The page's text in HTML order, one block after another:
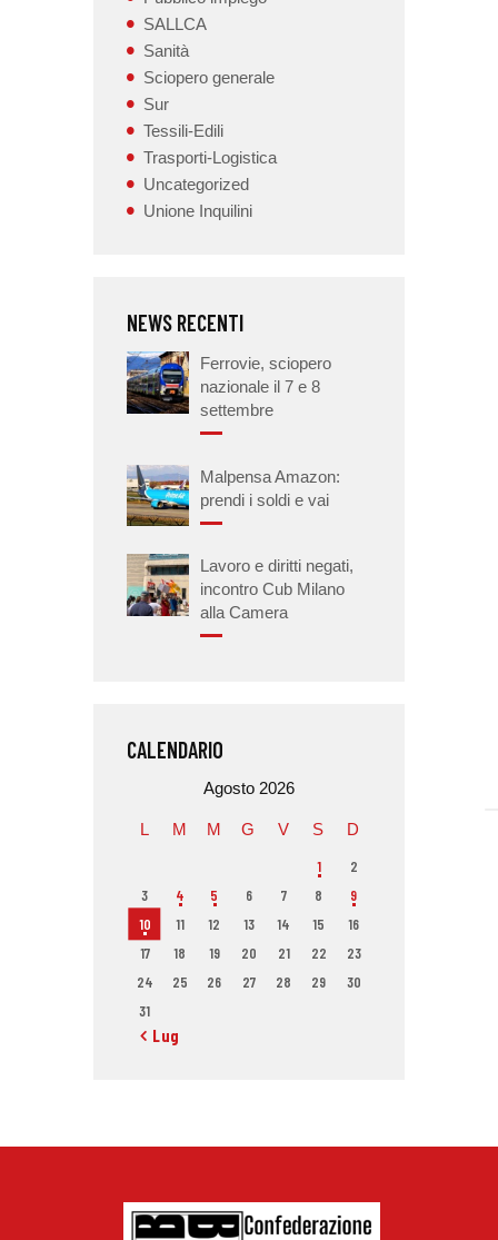
SALLCA
Sanità
Sciopero generale
Sur
Tessili-Edili
Trasporti-Logistica
Uncategorized
Unione Inquilini
NEWS RECENTI
Ferrovie, sciopero
nazionale il 7 e 8
settembre
Malpensa Amazon:
prendi i soldi e vai
Lavoro e diritti negati,
incontro Cub Milano
alla Camera
CALENDARIO
Agosto 2026
L M M G V S D
1
2
3
4 5 6 7 8
9
10
11 12 13 14 15
16
17
18 19 20 21 22
23
24
25 26 27 28 29
30
31
« Lug